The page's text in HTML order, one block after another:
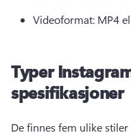
Videoformat: MP4
Typer
spesifikasjoner
De finnes fem ulike